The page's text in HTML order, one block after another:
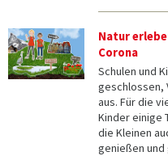
Natur
Corona
Schulen und
geschlossen,
aus. Für die
Kinder einige
die Kleinen
genießen